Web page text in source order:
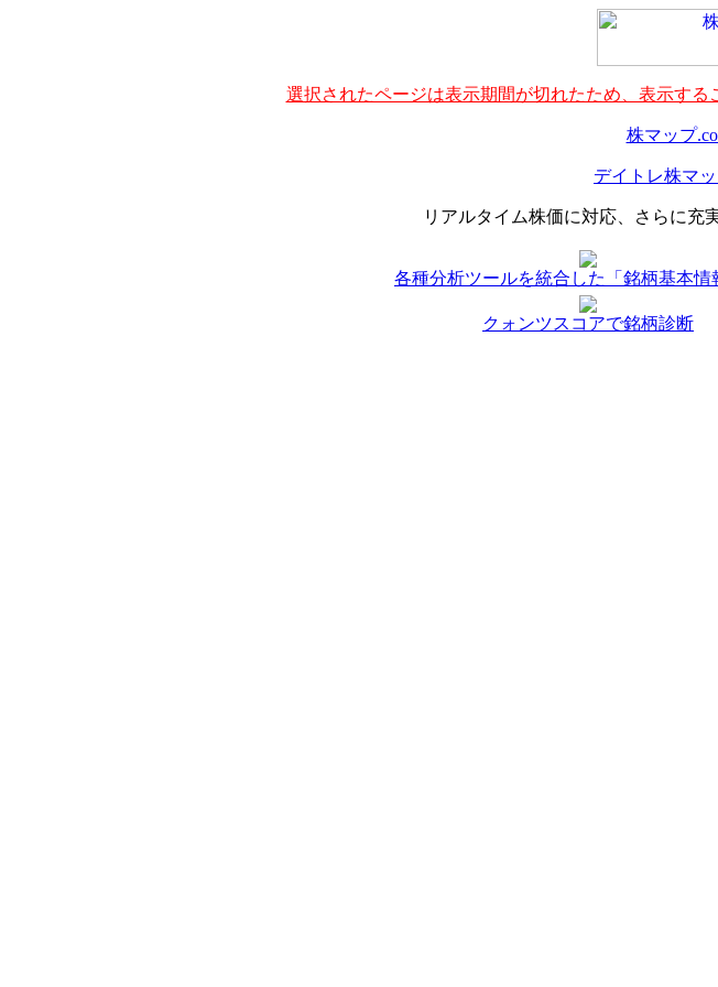
選択されたページは表示期間が切れたため、表示す
株マップ
デイトレ株マ
リアルタイム株価に対応、さらに充
各種分析ツールを統合した「銘柄基本情
クォンツスコアで銘柄診断